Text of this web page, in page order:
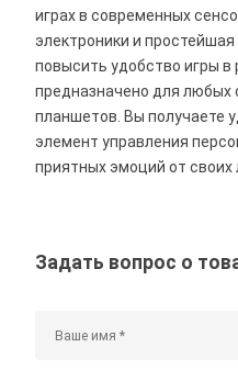
играх в современных
электроники и
повысить удобство игры в
предназначено для любых
планшетов. Вы получаете
элемент управления
приятных эмоций от своих
Задать вопрос о